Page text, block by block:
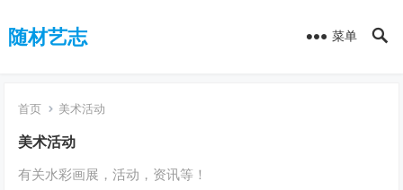
随材艺志 菜单
首页 美术活动
美术活动
有关水彩画展，活动，资讯等！